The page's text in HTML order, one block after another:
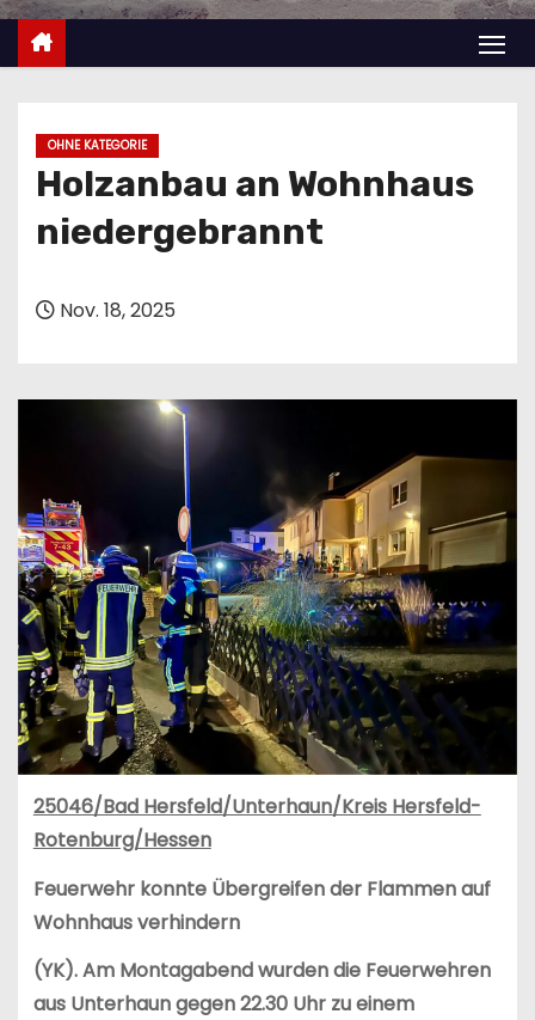
n
OHNE KATEGORIE
Holzanbau an Wohnhaus
niedergebrannt
Nov. 18, 2025
25046/Bad Hersfeld/Unterhaun/Kreis Hersfeld-
Rotenburg/Hessen
Feuerwehr konnte Übergreifen der Flammen auf
Wohnhaus verhindern
(YK). Am Montagabend wurden die Feuerwehren
aus Unterhaun gegen 22.30 Uhr zu einem